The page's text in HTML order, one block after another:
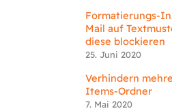
Formatierungs-
Mail auf
diese blockieren
25. Juni 2020
Verhindern
Items-Ordner
7. Mai 2020